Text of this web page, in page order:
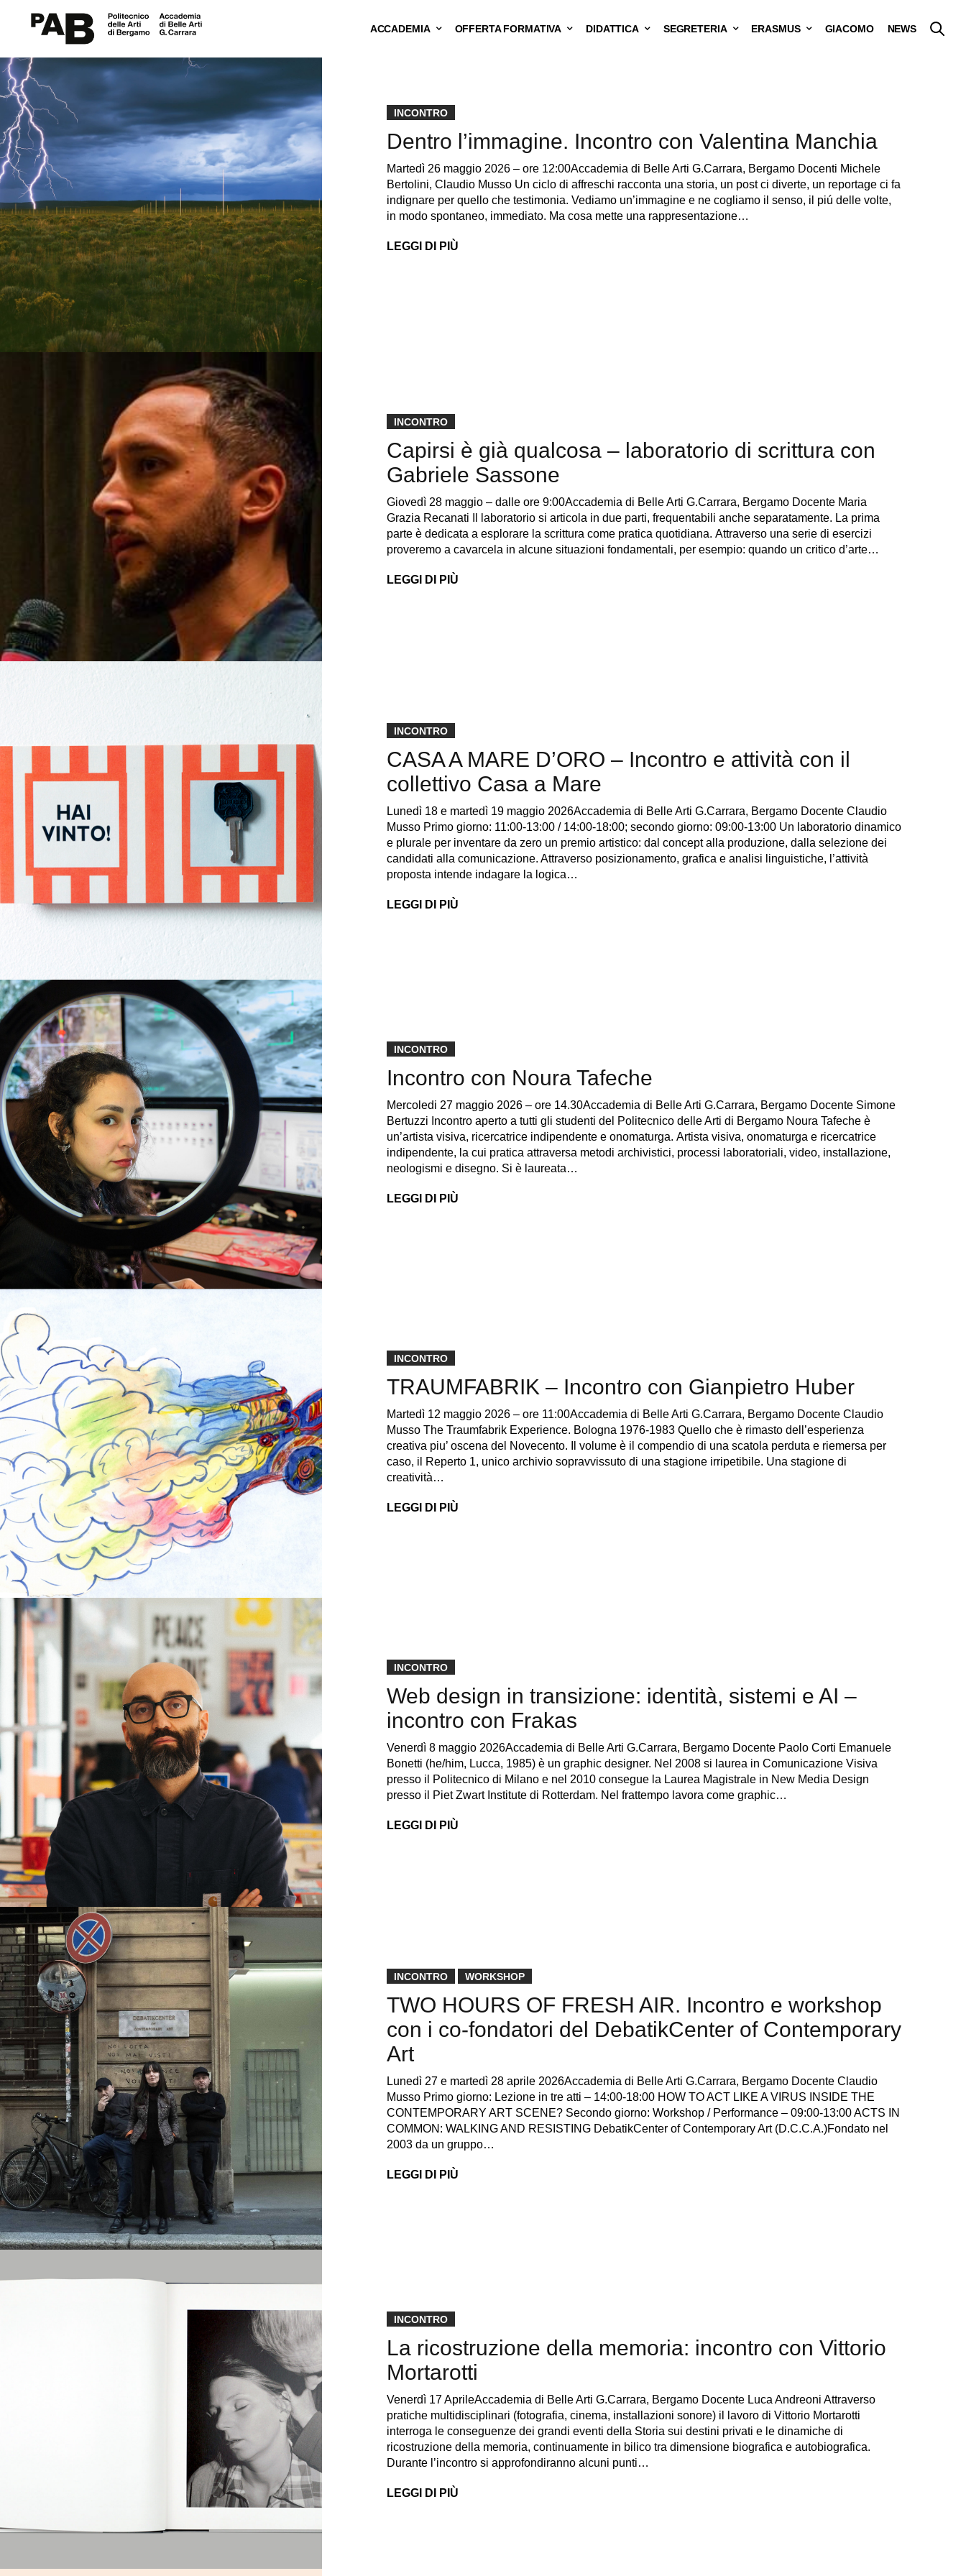
ACCADEMIA OFFERTA FORMATIVA DIDATTICA SEGRETERIA ERASMUS GIACOMO NEWS
INCONTRO
Dentro l’immagine. Incontro con Valentina Manchia
Martedì 26 maggio 2026 – ore 12:00Accademia di Belle Arti G.Carrara, Bergamo Docenti Michele
Bertolini, Claudio Musso Un ciclo di affreschi racconta una storia, un post ci diverte, un reportage ci fa
indignare per quello che testimonia. Vediamo un’immagine e ne cogliamo il senso, il piú delle volte,
in modo spontaneo, immediato. Ma cosa mette una rappresentazione…
LEGGI DI PIÙ
INCONTRO
Capirsi è già qualcosa – laboratorio di scrittura con
Gabriele Sassone
Giovedì 28 maggio – dalle ore 9:00Accademia di Belle Arti G.Carrara, Bergamo Docente Maria
Grazia Recanati Il laboratorio si articola in due parti, frequentabili anche separatamente. La prima
parte è dedicata a esplorare la scrittura come pratica quotidiana. Attraverso una serie di esercizi
proveremo a cavarcela in alcune situazioni fondamentali, per esempio: quando un critico d’arte…
LEGGI DI PIÙ
INCONTRO
CASA A MARE D’ORO – Incontro e attività con il
collettivo Casa a Mare
Lunedì 18 e martedì 19 maggio 2026Accademia di Belle Arti G.Carrara, Bergamo Docente Claudio
Musso Primo giorno: 11:00-13:00 / 14:00-18:00; secondo giorno: 09:00-13:00 Un laboratorio dinamico
e plurale per inventare da zero un premio artistico: dal concept alla produzione, dalla selezione dei
candidati alla comunicazione. Attraverso posizionamento, grafica e analisi linguistiche, l’attività
proposta intende indagare la logica…
LEGGI DI PIÙ
INCONTRO
Incontro con Noura Tafeche
Mercoledi 27 maggio 2026 – ore 14.30Accademia di Belle Arti G.Carrara, Bergamo Docente Simone
Bertuzzi Incontro aperto a tutti gli studenti del Politecnico delle Arti di Bergamo Noura Tafeche è
un’artista visiva, ricercatrice indipendente e onomaturga. Artista visiva, onomaturga e ricercatrice
indipendente, la cui pratica attraversa metodi archivistici, processi laboratoriali, video, installazione,
neologismi e disegno. Si è laureata…
LEGGI DI PIÙ
INCONTRO
TRAUMFABRIK – Incontro con Gianpietro Huber
Martedì 12 maggio 2026 – ore 11:00Accademia di Belle Arti G.Carrara, Bergamo Docente Claudio
Musso The Traumfabrik Experience. Bologna 1976-1983 Quello che è rimasto dell’esperienza
creativa piu’ oscena del Novecento. Il volume è il compendio di una scatola perduta e riemersa per
caso, il Reperto 1, unico archivio sopravvissuto di una stagione irripetibile. Una stagione di
creatività…
LEGGI DI PIÙ
INCONTRO
Web design in transizione: identità, sistemi e AI –
incontro con Frakas
Venerdì 8 maggio 2026Accademia di Belle Arti G.Carrara, Bergamo Docente Paolo Corti Emanuele
Bonetti (he/him, Lucca, 1985) è un graphic designer. Nel 2008 si laurea in Comunicazione Visiva
presso il Politecnico di Milano e nel 2010 consegue la Laurea Magistrale in New Media Design
presso il Piet Zwart Institute di Rotterdam. Nel frattempo lavora come graphic…
LEGGI DI PIÙ
INCONTRO WORKSHOP
TWO HOURS OF FRESH AIR. Incontro e workshop
con i co-fondatori del DebatikCenter of Contemporary
Art
Lunedì 27 e martedì 28 aprile 2026Accademia di Belle Arti G.Carrara, Bergamo Docente Claudio
Musso Primo giorno: Lezione in tre atti – 14:00-18:00 HOW TO ACT LIKE A VIRUS INSIDE THE
CONTEMPORARY ART SCENE? Secondo giorno: Workshop / Performance – 09:00-13:00 ACTS IN
COMMON: WALKING AND RESISTING DebatikCenter of Contemporary Art (D.C.C.A.)Fondato nel
2003 da un gruppo…
LEGGI DI PIÙ
INCONTRO
La ricostruzione della memoria: incontro con Vittorio
Mortarotti
Venerdì 17 AprileAccademia di Belle Arti G.Carrara, Bergamo Docente Luca Andreoni Attraverso
pratiche multidisciplinari (fotografia, cinema, installazioni sonore) il lavoro di Vittorio Mortarotti
interroga le conseguenze dei grandi eventi della Storia sui destini privati e le dinamiche di
ricostruzione della memoria, continuamente in bilico tra dimensione biografica e autobiografica.
Durante l’incontro si approfondiranno alcuni punti…
LEGGI DI PIÙ